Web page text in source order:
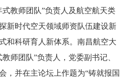
教师团队”负责人及航空航天类
新时代空天领域师资队伍建设新
和科研育人新体系。南昌航空大
师团队”负责人，党委副书记、
，并在主论坛上作题为“铸就报国